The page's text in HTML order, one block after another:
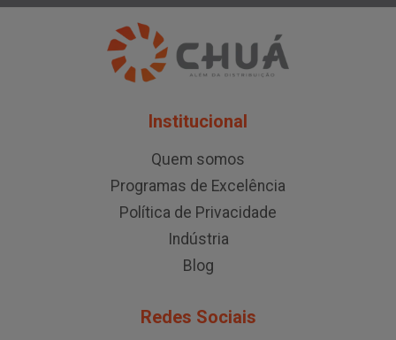
Institucional
Quem somos
Programas de Excelência
Política de Privacidade
Indústria
Blog
Redes Sociais